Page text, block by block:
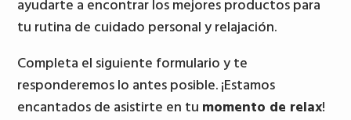
ayudarte a encontrar los mejores productos para
tu rutina de cuidado personal y relajación.
Completa el siguiente formulario y te
responderemos lo antes posible. ¡Estamos
encantados de asistirte en tu momento de relax!